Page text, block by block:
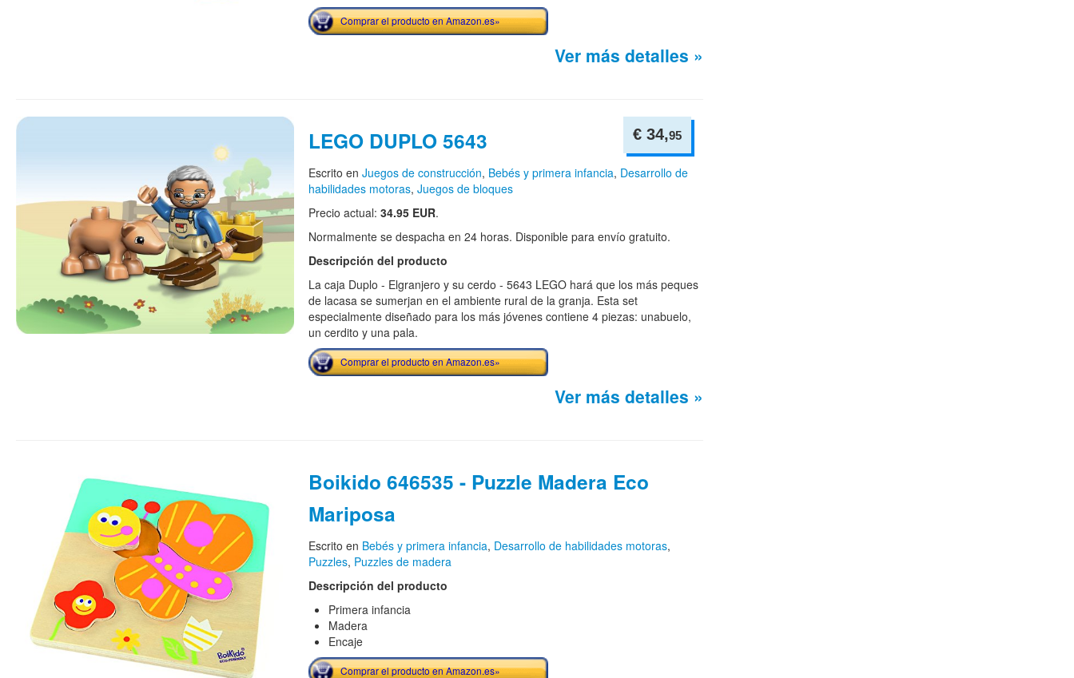
Comprar el producto en Amazon.es»
Ver más detalles »
€ 34,95
LEGO DUPLO 5643
Escrito en Juegos de construcción, Bebés y primera infancia, Desarrollo de
habilidades motoras, Juegos de bloques
Precio actual: 34.95 EUR.
Normalmente se despacha en 24 horas. Disponible para envío gratuito.
Descripción del producto
La caja Duplo - Elgranjero y su cerdo - 5643 LEGO hará que los más peques
de lacasa se sumerjan en el ambiente rural de la granja. Esta set
especialmente diseñado para los más jóvenes contiene 4 piezas: unabuelo,
un cerdito y una pala.
Comprar el producto en Amazon.es»
Ver más detalles »
Boikido 646535 - Puzzle Madera Eco
Mariposa
Escrito en Bebés y primera infancia, Desarrollo de habilidades motoras,
Puzzles, Puzzles de madera
Descripción del producto
Primera infancia
Madera
Encaje
Comprar el producto en Amazon.es»